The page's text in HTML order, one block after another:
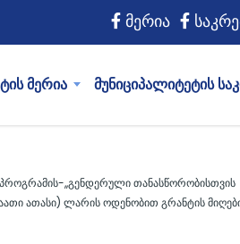
მერია
მერია მუნიციპალიტეტის
,,გენდერული თანასწორობისთვის
ათასი) ლარის ოდენობით გრანტის